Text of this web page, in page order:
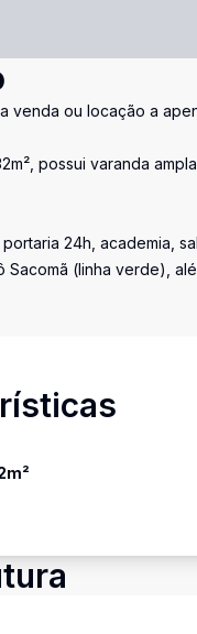
venda ou locação a
possui varanda
24h, academia,
Sacomã (linha verde),
m²